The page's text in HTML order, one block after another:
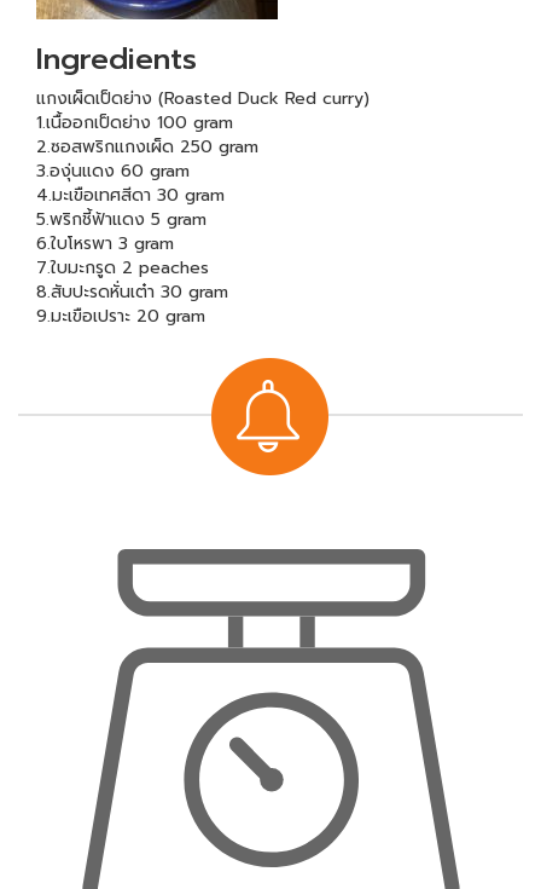
Ingredients
แกงเผ็ดเป็ดย่าง (Roasted Duck Red curry)
1.เนื้ออกเป็ดย่าง 100 gram
2.ซอสพริกแกงเผ็ด 250 gram
3.องุ่นแดง 60 gram
4.มะเขือเทศสีดา 30 gram
5.พริกชี้ฟ้าแดง 5 gram
6.ใบโหรพา 3 gram
7.ใบมะกรูด 2 peaches
8.สับปะรดหั่นเต๋า 30 gram
9.มะเขือเปราะ 20 gram